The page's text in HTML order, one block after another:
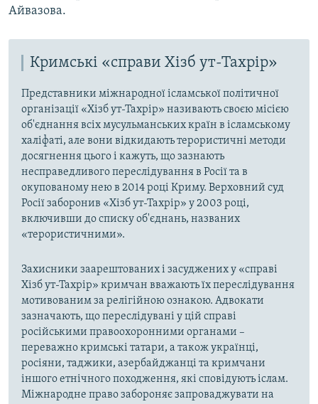
Айвазова.
Кримські «справи Хізб ут-Тахрір»
Представники міжнародної ісламської політичної
організації «Хізб ут-Тахрір» називають своєю місією
об'єднання всіх мусульманських країн в ісламському
халіфаті, але вони відкидають терористичні методи
досягнення цього і кажуть, що зазнають
несправедливого переслідування в Росії та в
окупованому нею в 2014 році Криму. Верховний суд
Росії заборонив «Хізб ут-Тахрір» у 2003 році,
включивши до списку об'єднань, названих
«терористичними».
Захисники заарештованих і засуджених у «справі
Хізб ут-Тахрір» кримчан вважають їх переслідування
мотивованим за релігійною ознакою. Адвокати
зазначають, що переслідувані у цій справі
російськими правоохоронними органами –
переважно кримські татари, а також українці,
росіяни, таджики, азербайджанці та кримчани
іншого етнічного походження, які сповідують іслам.
Міжнародне право забороняє запроваджувати на